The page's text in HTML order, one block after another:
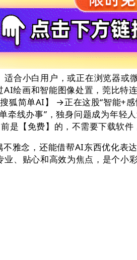
合小白用户，或正在浏览器或
绘画和智能图像处置，莞比特
简单AI】 →正在这股“智能+
牵线办事”，独身问题成为年
【免费】的，不需要下载软件
念，还能借帮AI东西优化表
、贴心和高效为焦点，是个